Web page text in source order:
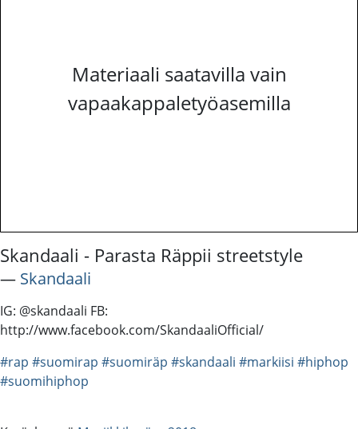
Materiaali saatavilla vain
vapaakappaletyöasemilla
Skandaali - Parasta Räppii streetstyle
― Skandaali
IG: @skandaali FB:
http://www.facebook.com/SkandaaliOfficial/
#rap #suomirap #suomiräp #skandaali #markiisi #hiphop
#suomihiphop